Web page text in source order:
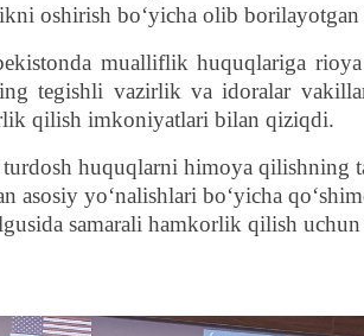
oshirish bo‘yicha olib
mualliflik huquqlariga
tegishli vazirlik va idoralar
qilish imkoniyatlari bilan qiziqdi.
huquqlarni himoya qilishning
asosiy yo‘nalishlari bo‘yicha
samarali hamkorlik qilish